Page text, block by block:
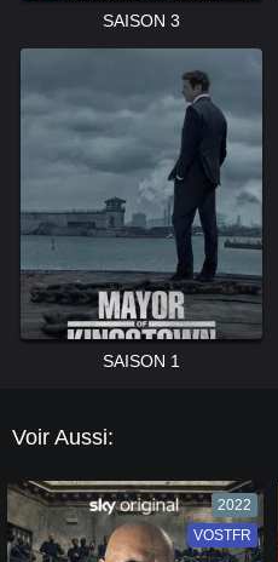
SAISON 3
SAISON 1
Voir Aussi:
2022
VF
VOSTFR